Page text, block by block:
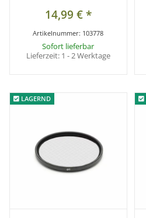
14,99 €*
Artikelnummer: 103778
Sofort lieferbar
Lieferzeit: 1 - 2 Werktage
LAGERND
LAGERND